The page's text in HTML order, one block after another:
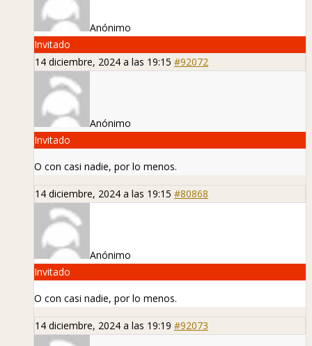
Anónimo
Invitado
14 diciembre, 2024 a las 19:15 #92072
Anónimo
Invitado
O con casi nadie, por lo menos.
14 diciembre, 2024 a las 19:15 #80868
Anónimo
Invitado
O con casi nadie, por lo menos.
14 diciembre, 2024 a las 19:19 #92073